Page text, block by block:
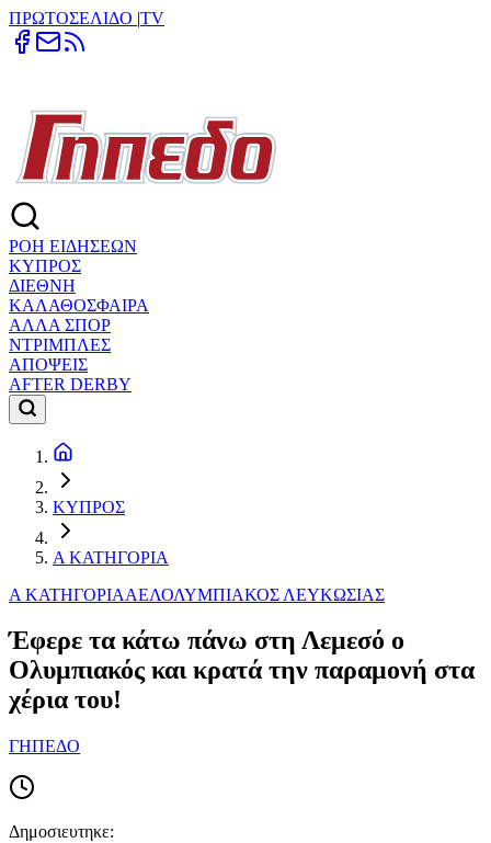
ΠΡΩΤΟΣΕΛΙΔΟ |TV
ΡΟΗ ΕΙΔΗΣΕΩΝ
ΚΥΠΡΟΣ
ΔΙΕΘΝΗ
ΚΑΛΑΘΟΣΦΑΙΡΑ
ΑΛΛΑ ΣΠΟΡ
ΝΤΡΙΜΠΛΕΣ
ΑΠΟΨΕΙΣ
AFTER DERBY
ΚΥΠΡΟΣ
Α ΚΑΤΗΓΟΡΙΑ
Α ΚΑΤΗΓΟΡΙΑΑΕΛΟΛΥΜΠΙΑΚΟΣ ΛΕΥΚΩΣΙΑΣ
Έφερε τα κάτω πάνω στη Λεμεσό ο
Ολυμπιακός και κρατά την παραμονή στα
χέρια του!
ΓΗΠΕΔΟ
Δημοσιευτηκε: